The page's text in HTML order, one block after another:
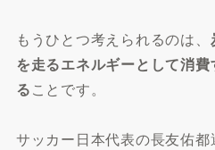
もうひとつ考えられるのは、
を走るエネルギーとして消
ることです。
サッカー日本代表の長友佑